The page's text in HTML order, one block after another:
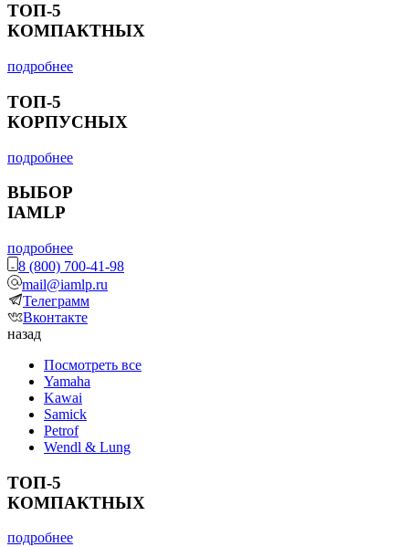
ТОП-5
КОМПАКТНЫХ
подробнее
ТОП-5
КОРПУСНЫХ
подробнее
ВЫБОР
IAMLP
подробнее
8 (800) 700-41-98
mail@iamlp.ru
Телеграмм
Вконтакте
назад
Посмотреть все
Yamaha
Kawai
Samick
Petrof
Wendl & Lung
ТОП-5
КОМПАКТНЫХ
подробнее